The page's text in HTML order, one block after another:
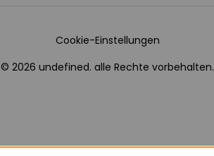
Cookie-Einstellungen
© 2026 undefined. alle Rechte vorbehalten.